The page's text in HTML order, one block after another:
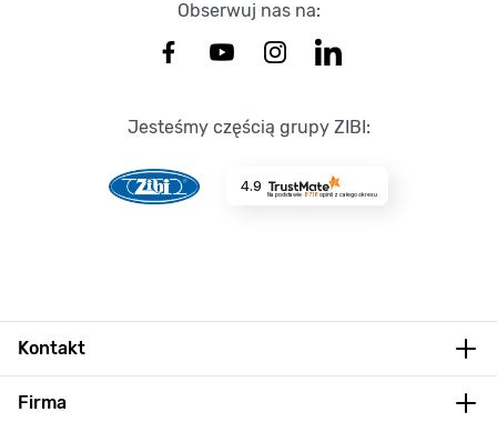
Obserwuj nas na:
Jesteśmy częścią grupy ZIBI:
4.9
Na podstawie 8718opinii z całego okresu
Kontakt
Firma